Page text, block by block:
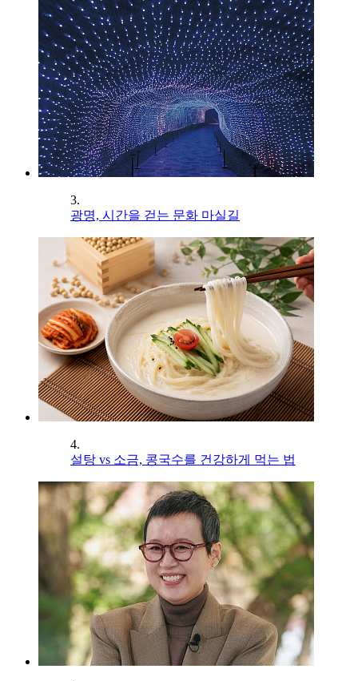
3.
광명, 시간을 걷는 문화 마실길
4.
설탕 vs 소금, 콩국수를 건강하게 먹는 법